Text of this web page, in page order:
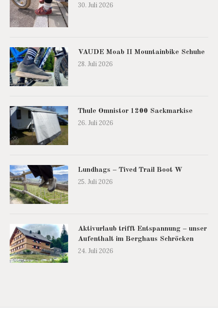
30. Juli 2026
VAUDE Moab II Mountainbike Schuhe
28. Juli 2026
Thule Omnistor 1200 Sackmarkise
26. Juli 2026
Lundhags – Tived Trail Boot W
25. Juli 2026
Aktivurlaub trifft Entspannung – unser
Aufenthalt im Berghaus Schröcken
24. Juli 2026